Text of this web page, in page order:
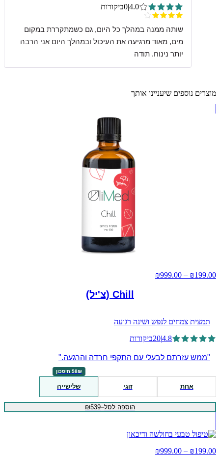
4.0
|
0ביקורות
שותה ממנה במהלך כל היום, גם כשמתקררת במקום
מים, מאוד מרגיעה את העיכול ובמהלך היום אני הרבה
יותר נינוח. תודה
מוצרים נוספים שיעניינו אותך
₪199.00
–
₪999.00
Chill (צ'יל)
תמצית צמחים לנפש ושינה רגועה
4.8
|
20ביקורות
"ממש עזרתם לבעלי עם התקפי חרדה והרגעה."
אחת זוגי
58₪ חיסכון
שלישייה
הוספה לסל–
₪539
₪199.00
–
₪999.00